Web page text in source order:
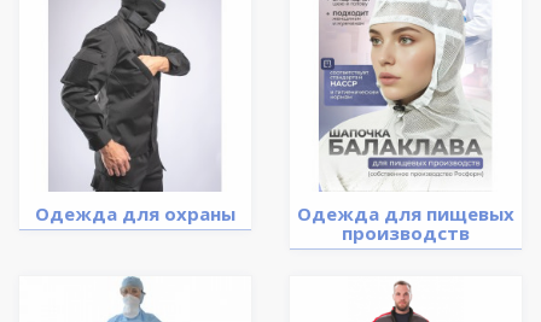
Одежда для охраны
Одежда для пищевых
производств